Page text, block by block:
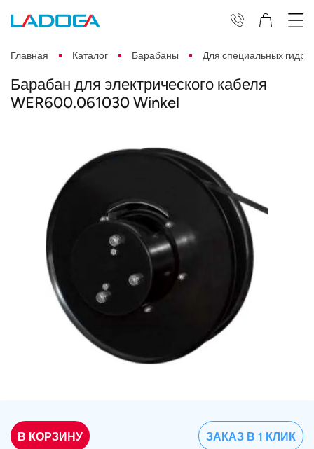
Главная Каталог Барабаны Для специальных
Барабан для электрического кабеля
WER600.061030 Winkel
В КОРЗИНУ ЗАКАЗ В 1 КЛИК